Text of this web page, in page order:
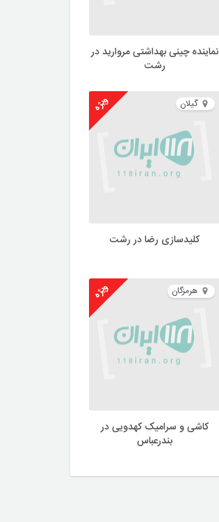
نماینده چینی بهداشتی مروارید در
رشت
گیلان ویژه
کلیدسازی رضا در رشت
هرمزگان ویژه
کاشی و سرامیک کهدویی در
بندرعباس